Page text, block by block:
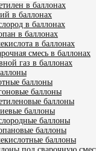
в баллонах
в баллонах
в баллонах
в баллонах
в баллонах
смесь в баллонах
газ в баллонах
баллоны
баллоны
баллоны
баллоны
баллоны
баллоны
баллоны